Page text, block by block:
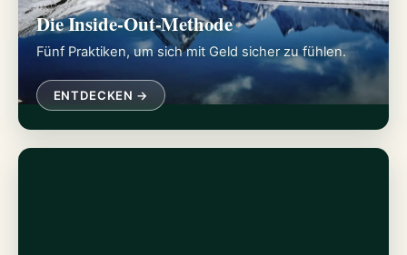
Die Inside-Out-Methode
Fünf Praktiken, um sich mit Geld sicher zu fühlen.
ENTDECKEN →